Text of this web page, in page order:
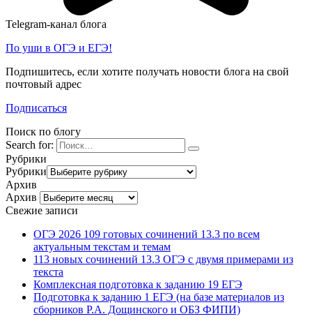
Telegram-канал блога
По уши в ОГЭ и ЕГЭ!
Подпишитесь, если хотите получать новости блога на свой
почтовый адрес
Подписаться
Поиск по блогу
Search for:
Рубрики
Рубрики
Архив
Архив
Свежие записи
ОГЭ 2026 109 готовых сочинений 13.3 по всем
актуальным текстам и темам
113 новых сочинений 13.3 ОГЭ с двумя примерами из
текста
Комплексная подготовка к заданию 19 ЕГЭ
Подготовка к заданию 1 ЕГЭ (на базе материалов из
сборников Р.А. Дощинского и ОБЗ ФИПИ)